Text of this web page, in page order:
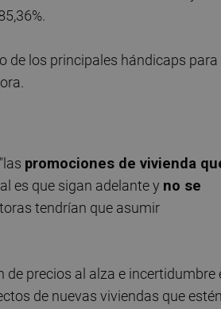
de los principales hándicaps para
promociones de vivienda
es que sigan adelante y no se
tendrían que asumir
de precios al alza e incertidumbre
de nuevas viviendas que